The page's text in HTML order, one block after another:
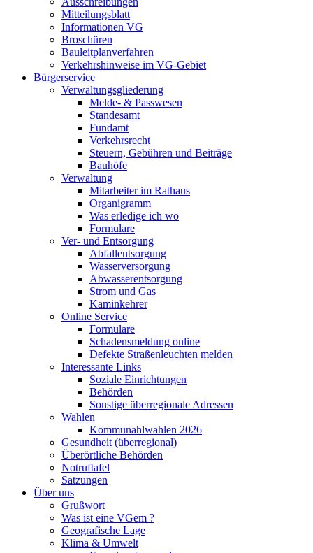
Mitteilungsblatt
Informationen VG
Broschüren
Bauleitplanverfahren
Verkehrshinweise im VG-Gebiet
Bürgerservice
Verwaltungsgliederung
Melde- & Passwesen
Standesamt
Fundamt
Verkehrsrecht
Steuern, Gebühren und Beiträge
Bauhöfe
Verwaltung
Mitarbeiter im Rathaus
Organigramm
Was erledige ich wo
Formulare
Ver- und Entsorgung
Abfallentsorgung
Wasserversorgung
Abwasserentsorgung
Strom und Gas
Kaminkehrer
Online Service
Formulare
Schadensmeldung online
Defekte Straßenleuchten melden
Interessante Links
Soziale Einrichtungen
Behörden
Sonstige überregionale Adressen
Wahlen
Kommunahlwahlen 2026
Gesundheit (überregional)
Überörtliche Behörden
Notruftafel
Satzungen
Über uns
Grußwort
Was ist eine VGem ?
Geografische Lage
Klima & Umwelt